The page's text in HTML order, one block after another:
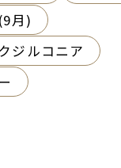
月)
ジルコニア